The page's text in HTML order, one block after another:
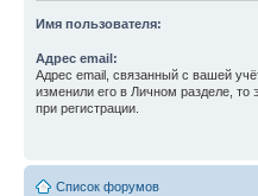
Имя пользователя:
Адрес email:
Адрес email, связанный с вашей
изменили его в Личном разделе, то
при регистрации.
Список форумов